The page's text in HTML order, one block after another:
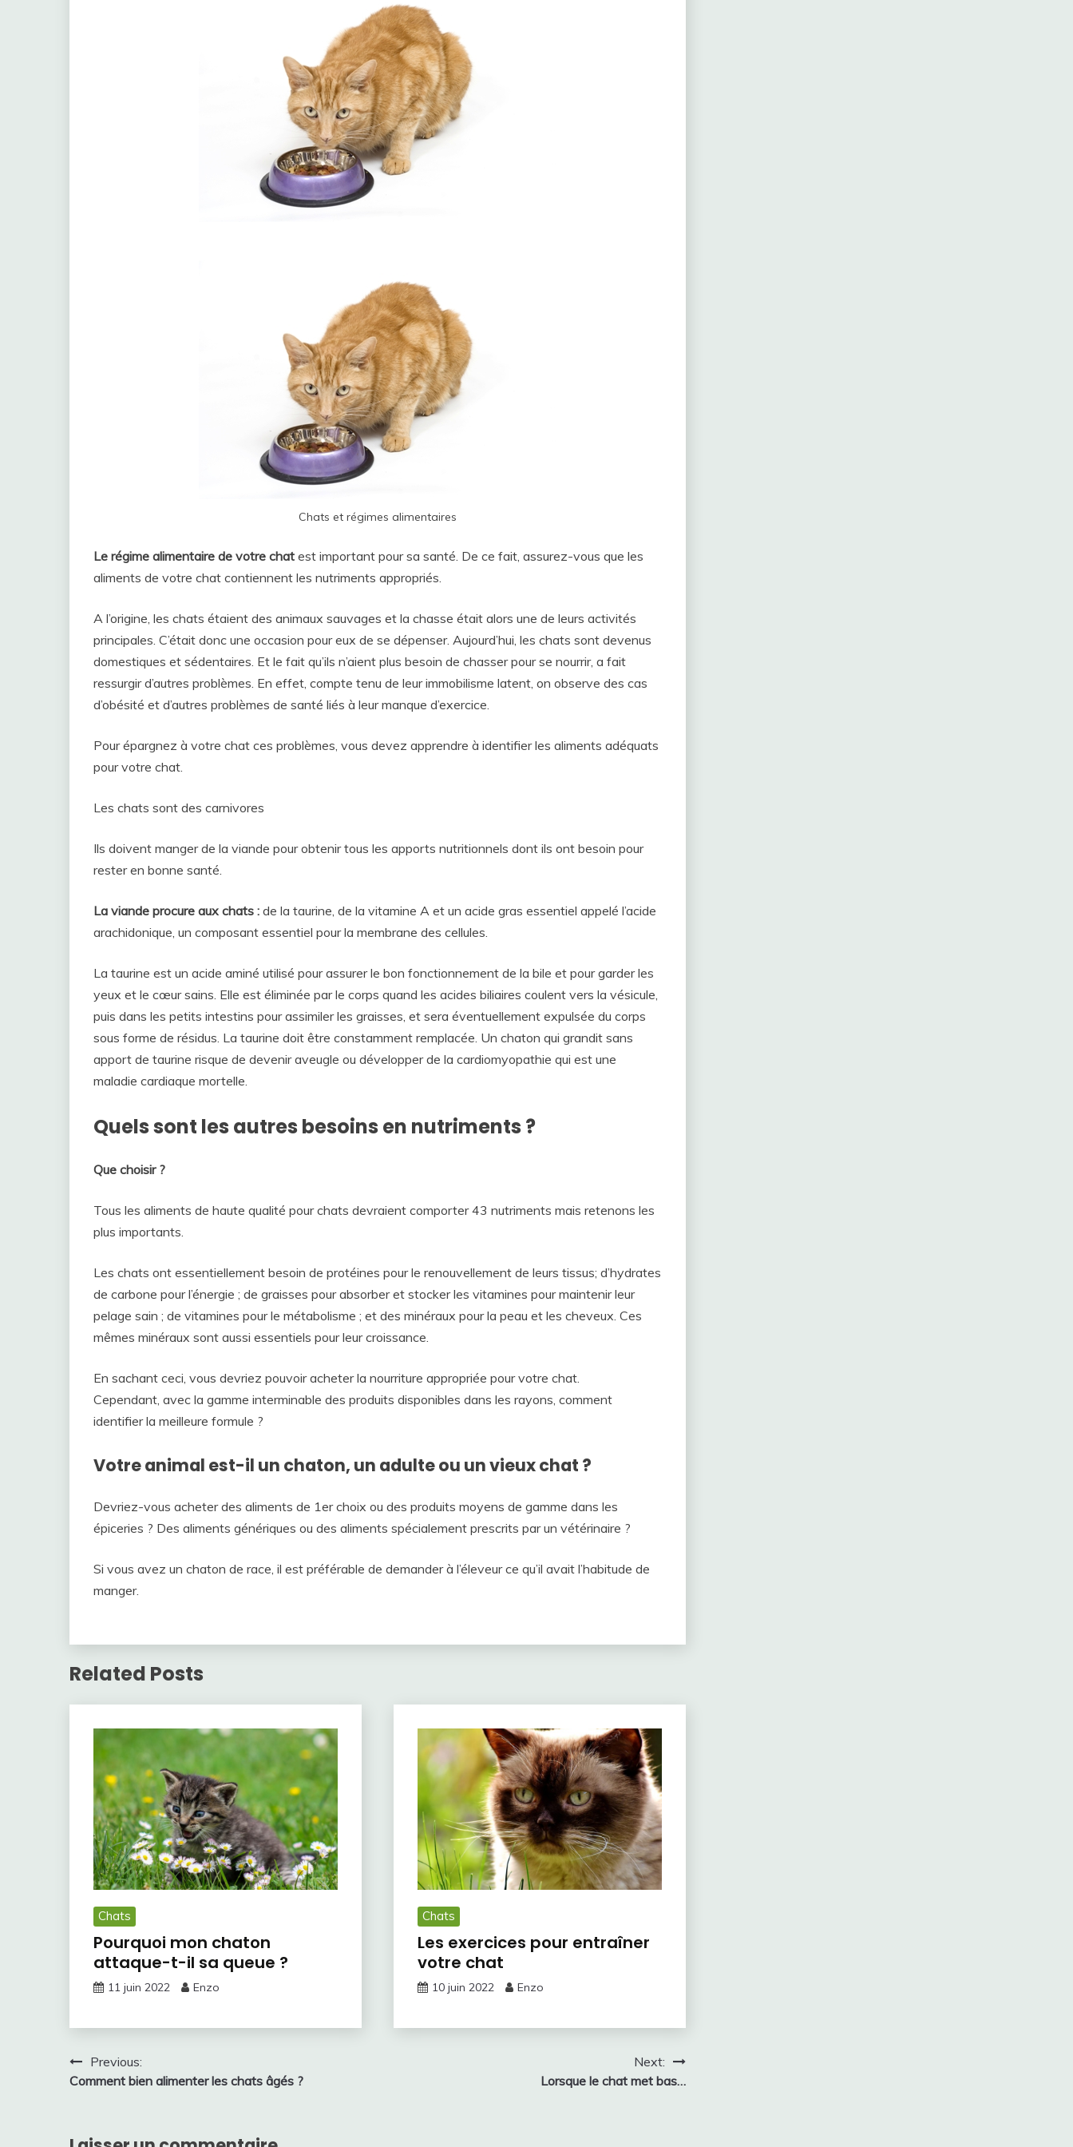
Chats et régimes alimentaires
Le régime alimentaire de votre chat est important pour sa santé. De ce fait, assurez-vous que les
aliments de votre chat contiennent les nutriments appropriés.
A l’origine, les chats étaient des animaux sauvages et la chasse était alors une de leurs activités
principales. C’était donc une occasion pour eux de se dépenser. Aujourd’hui, les chats sont devenus
domestiques et sédentaires. Et le fait qu’ils n’aient plus besoin de chasser pour se nourrir, a fait
ressurgir d’autres problèmes. En effet, compte tenu de leur immobilisme latent, on observe des cas
d’obésité et d’autres problèmes de santé liés à leur manque d’exercice.
Pour épargnez à votre chat ces problèmes, vous devez apprendre à identifier les aliments adéquats
pour votre chat.
Les chats sont des carnivores
Ils doivent manger de la viande pour obtenir tous les apports nutritionnels dont ils ont besoin pour
rester en bonne santé.
La viande procure aux chats : de la taurine, de la vitamine A et un acide gras essentiel appelé l’acide
arachidonique, un composant essentiel pour la membrane des cellules.
La taurine est un acide aminé utilisé pour assurer le bon fonctionnement de la bile et pour garder les
yeux et le cœur sains. Elle est éliminée par le corps quand les acides biliaires coulent vers la vésicule,
puis dans les petits intestins pour assimiler les graisses, et sera éventuellement expulsée du corps
sous forme de résidus. La taurine doit être constamment remplacée. Un chaton qui grandit sans
apport de taurine risque de devenir aveugle ou développer de la cardiomyopathie qui est une
maladie cardiaque mortelle.
Quels sont les autres besoins en nutriments ?
Que choisir ?
Tous les aliments de haute qualité pour chats devraient comporter 43 nutriments mais retenons les
plus importants.
Les chats ont essentiellement besoin de protéines pour le renouvellement de leurs tissus; d’hydrates
de carbone pour l’énergie ; de graisses pour absorber et stocker les vitamines pour maintenir leur
pelage sain ; de vitamines pour le métabolisme ; et des minéraux pour la peau et les cheveux. Ces
mêmes minéraux sont aussi essentiels pour leur croissance.
En sachant ceci, vous devriez pouvoir acheter la nourriture appropriée pour votre chat.
Cependant, avec la gamme interminable des produits disponibles dans les rayons, comment
identifier la meilleure formule ?
Votre animal est-il un chaton, un adulte ou un vieux chat ?
Devriez-vous acheter des aliments de 1er choix ou des produits moyens de gamme dans les
épiceries ? Des aliments génériques ou des aliments spécialement prescrits par un vétérinaire ?
Si vous avez un chaton de race, il est préférable de demander à l’éleveur ce qu’il avait l’habitude de
manger.
Related Posts
Chats
Pourquoi mon chaton
attaque-t-il sa queue ?
11 juin 2022 Enzo
Chats
Les exercices pour entraîner
votre chat
10 juin 2022 Enzo
Navigation
de
Previous:
Comment bien alimenter les chats âgés ?
Next:
Lorsque le chat met bas…